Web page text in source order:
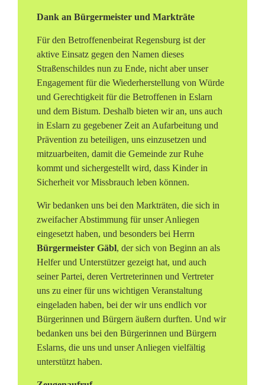
Dank an Bürgermeister und Markträte
Für den Betroffenenbeirat Regensburg ist der
aktive Einsatz gegen den Namen dieses
Straßenschildes nun zu Ende, nicht aber unser
Engagement für die Wiederherstellung von Würde
und Gerechtigkeit für die Betroffenen in Eslarn
und dem Bistum. Deshalb bieten wir an, uns auch
in Eslarn zu gegebener Zeit an Aufarbeitung und
Prävention zu beteiligen, uns einzusetzen und
mitzuarbeiten, damit die Gemeinde zur Ruhe
kommt und sichergestellt wird, dass Kinder in
Sicherheit vor Missbrauch leben können.
Wir bedanken uns bei den Markträten, die sich in
zweifacher Abstimmung für unser Anliegen
eingesetzt haben, und besonders bei Herrn
Bürgermeister Gäbl, der sich von Beginn an als
Helfer und Unterstützer gezeigt hat, und auch
seiner Partei, deren Vertreterinnen und Vertreter
uns zu einer für uns wichtigen Veranstaltung
eingeladen haben, bei der wir uns endlich vor
Bürgerinnen und Bürgern äußern durften. Und wir
bedanken uns bei den Bürgerinnen und Bürgern
Eslarns, die uns und unser Anliegen vielfältig
unterstützt haben.